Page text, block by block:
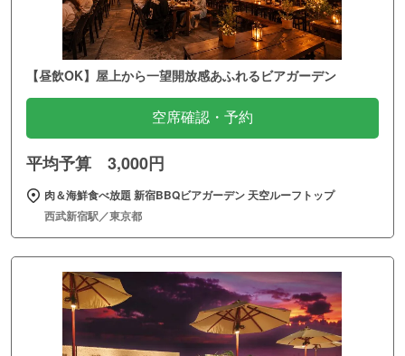
【昼飲OK】屋上から一望開放感あふれるビアガーデン
空席確認・予約
平均予算 3,000円
肉＆海鮮食べ放題 新宿BBQビアガーデン 天空ルーフトップ
西武新宿駅／東京都